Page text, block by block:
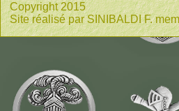
Copyright 2015
Site réalisé par SINIBALDI F.